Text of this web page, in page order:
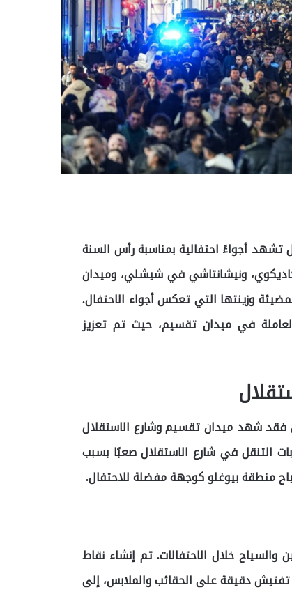
تشهد أجواءً احتفالية بمناسبة رأس السنة
ونيشانتاشي في شيشلي، وميدان
وزينتها التي تعكس أجواء الاحتفال.
في ميدان تقسيم، حيث تم تعزيز
فقد شهد ميدان تقسيم وشارع الاستقلال
التنقل في شارع الاستقلال صعبًا بسبب
منطقة بيوغلو كوجهة مفضلة للاحتفال.
خلال الاحتفالات. تم إنشاء نقاط
دقيقة على الحقائب والملابس، إلى